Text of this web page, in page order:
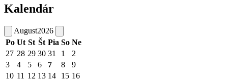
Kalendár
August2026
Po Ut St Št Pia So Ne
27 28 29 30 31 1
2
3
4 5 6 7 8
9
10 11 12 13 14 15 16